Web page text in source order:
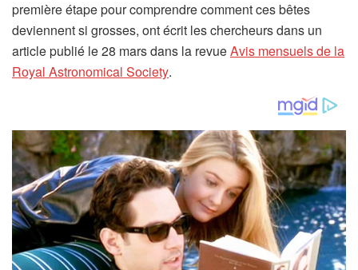
u
v
r
n
s
u
n
n
o
u
première étape pour comprendre comment ces bêtes
deviennent si grosses, ont écrit les chercheurs dans un
article publié le 28 mars dans la revueAvis mensuels de la
Royal Astronomical Society(
o
u
v
r
e
d
a
.